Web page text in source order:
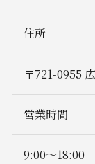
住所
〒721-0955
営業時間
9:00〜18:00